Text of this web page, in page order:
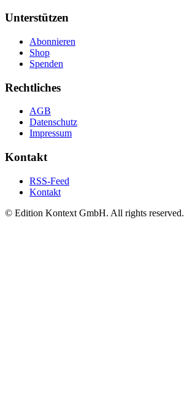
Unterstützen
Abonnieren
Shop
Spenden
Rechtliches
AGB
Datenschutz
Impressum
Kontakt
RSS-Feed
Kontakt
© Edition Kontext GmbH. All rights reserved.